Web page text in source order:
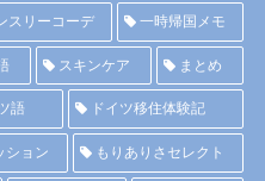
スリーコーデ 一時帰国メモ
スキンケア まとめ
語 ドイツ移住体験記
ション もりありさセレクト